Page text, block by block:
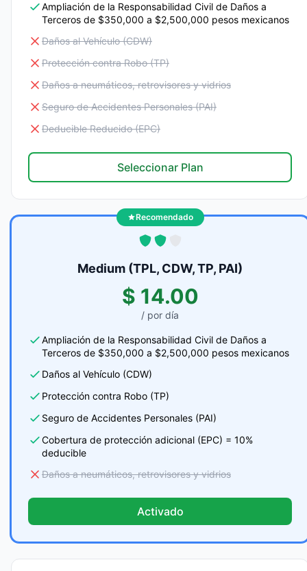
Ampliación de la Responsabilidad Civil de Daños a
Terceros de $350,000 a $2,500,000 pesos mexicanos
Daños al Vehículo (CDW)
Protección contra Robo (TP)
Daños a neumáticos, retrovisores y vidrios
Seguro de Accidentes Personales (PAI)
Deducible Reducido (EPC)
Seleccionar Plan
Recomendado
Medium (TPL, CDW, TP, PAI)
$ 14.00
/ por día
Ampliación de la Responsabilidad Civil de Daños a
Terceros de $350,000 a $2,500,000 pesos mexicanos
Daños al Vehículo (CDW)
Protección contra Robo (TP)
Seguro de Accidentes Personales (PAI)
Cobertura de protección adicional (EPC) = 10%
deducible
Daños a neumáticos, retrovisores y vidrios
Activado